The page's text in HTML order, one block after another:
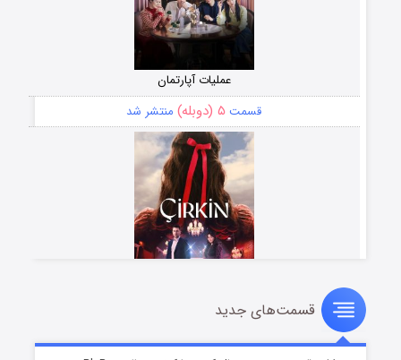
عملیات آپارتمان
قسمت ۵ (دوبله) منتشر شد
سریال زشت
قسمت۲ (زیرنویس) منتشر شد
قسمت‌های جدید